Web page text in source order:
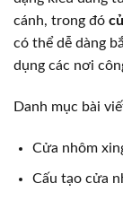
cánh, trong đó
có thể dễ dàng
dụng các nơi
Danh mục bài
Cửa nhôm
Cấu tạo cửa